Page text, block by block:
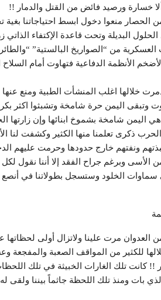
خسارة ورصيد فائض من القتل والدمار !!
الحصار منعوا دخول ابسط احتياجاتنا بغية
الحلول البديلة وتحت قاعدة الإكتفاء
العسكرية من “الصواريخ البالستية”
الأنظمة الدفاعية فتهاوت أمام
دمرت خلالها اغلب المنشأت الطبية ومنع
وتبقى اليمن حرة شامخة وتشبثوا اكثر
اليمن شامخة بشموخ ابنائها وإن
ذكرى تعلمنا منها الكثير وكشفت لنا
ونفتهم خارج حدودها وحرمت عليهم
الأسى وبرغم جراح الفقد إلا أننا نقول
العدوان مرت علينا ولاتزال أولى لحظاتها
للكثير من المواقف الصعبة والمفجعة
!! كانت تلك الغارات الخبيثة في تلك
بات ومنذ تلك اللحظة جاثماً بيننا ولقى